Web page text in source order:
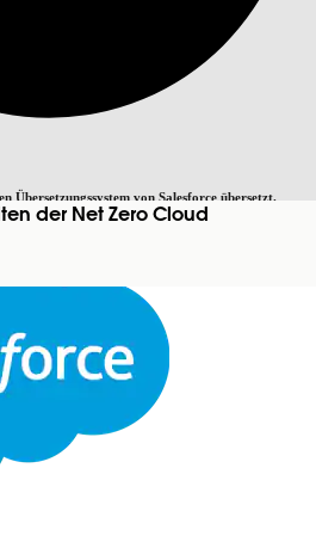
Übersetzungssystem von Salesforce übersetzt.
wechseln Nicht jetzt
der Net Zero Cloud